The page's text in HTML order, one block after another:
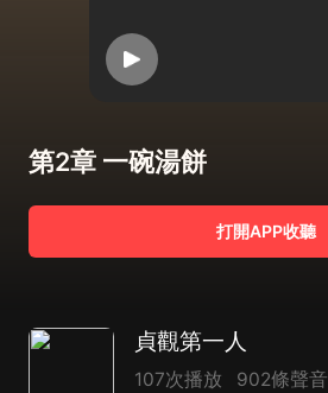
第2章 一碗湯餅
打開APP收聽
貞觀第一人
107次播放 902條聲音